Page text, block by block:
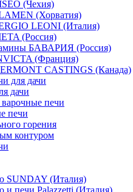
(Чехия)
(Хорватия)
LEONI (Италия)
(Россия)
БАВАРИЯ (Россия)
(Франция)
CASTINGS (Канада)
для дачи
дачи
печи
печи
горения
контуром
SUNDAY (Италия)
и печи Palazzetti (Италия)